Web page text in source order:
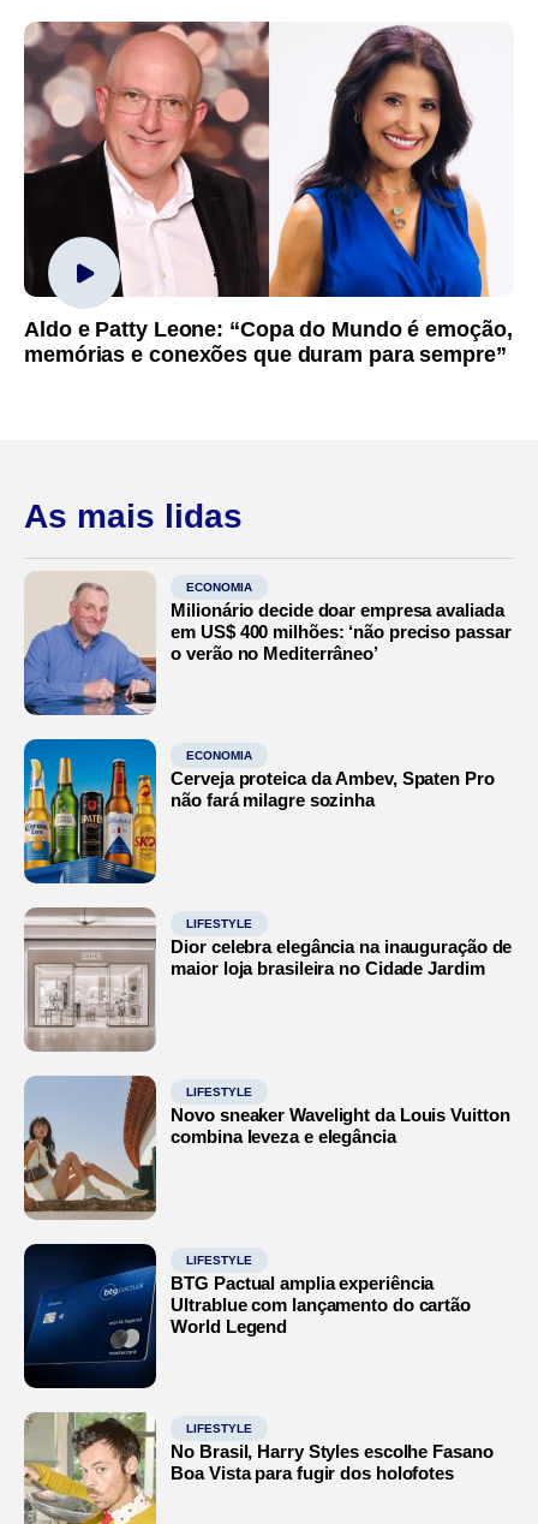
Aldo e Patty Leone: “Copa do Mundo é emoção,
memórias e conexões que duram para sempre”
As mais lidas
ECONOMIA
Milionário decide doar empresa avaliada
em US$ 400 milhões: ‘não preciso passar
o verão no Mediterrâneo’
ECONOMIA
Cerveja proteica da Ambev, Spaten Pro
não fará milagre sozinha
LIFESTYLE
Dior celebra elegância na inauguração de
maior loja brasileira no Cidade Jardim
LIFESTYLE
Novo sneaker Wavelight da Louis Vuitton
combina leveza e elegância
LIFESTYLE
BTG Pactual amplia experiência
Ultrablue com lançamento do cartão
World Legend
LIFESTYLE
No Brasil, Harry Styles escolhe Fasano
Boa Vista para fugir dos holofotes